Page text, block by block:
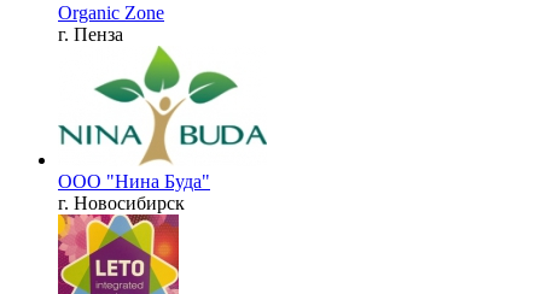
Organic Zone
г. Пенза
ООО "Нина Буда"
г. Новосибирск